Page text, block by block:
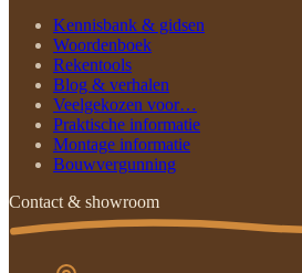
Kennisbank & gidsen
Woordenboek
Rekentools
Blog & verhalen
Veelgekozen voor…
Praktische informatie
Montage informatie
Bouwvergunning
Contact & showroom